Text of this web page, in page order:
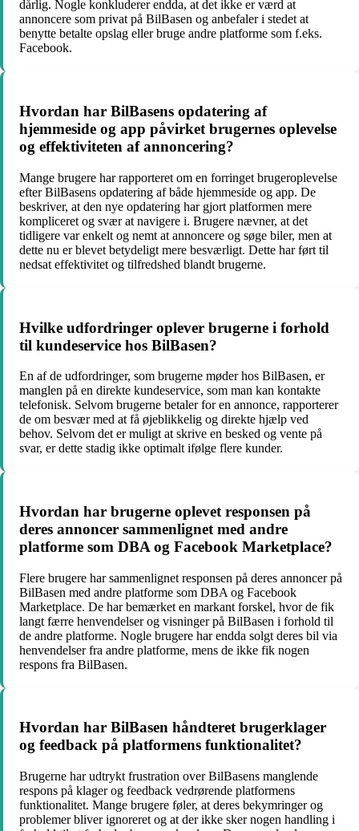
dårlig. Nogle konkluderer endda, at det ikke er værd at
annoncere som privat på BilBasen og anbefaler i stedet at
benytte betalte opslag eller bruge andre platforme som f.eks.
Facebook.
Hvordan har BilBasens opdatering af
hjemmeside og app påvirket brugernes oplevelse
og effektiviteten af annoncering?
Mange brugere har rapporteret om en forringet brugeroplevelse
efter BilBasens opdatering af både hjemmeside og app. De
beskriver, at den nye opdatering har gjort platformen mere
kompliceret og svær at navigere i. Brugere nævner, at det
tidligere var enkelt og nemt at annoncere og søge biler, men at
dette nu er blevet betydeligt mere besværligt. Dette har ført til
nedsat effektivitet og tilfredshed blandt brugerne.
Hvilke udfordringer oplever brugerne i forhold
til kundeservice hos BilBasen?
En af de udfordringer, som brugerne møder hos BilBasen, er
manglen på en direkte kundeservice, som man kan kontakte
telefonisk. Selvom brugerne betaler for en annonce, rapporterer
de om besvær med at få øjeblikkelig og direkte hjælp ved
behov. Selvom det er muligt at skrive en besked og vente på
svar, er dette stadig ikke optimalt ifølge flere kunder.
Hvordan har brugerne oplevet responsen på
deres annoncer sammenlignet med andre
platforme som DBA og Facebook Marketplace?
Flere brugere har sammenlignet responsen på deres annoncer på
BilBasen med andre platforme som DBA og Facebook
Marketplace. De har bemærket en markant forskel, hvor de fik
langt færre henvendelser og visninger på BilBasen i forhold til
de andre platforme. Nogle brugere har endda solgt deres bil via
henvendelser fra andre platforme, mens de ikke fik nogen
respons fra BilBasen.
Hvordan har BilBasen håndteret brugerklager
og feedback på platformens funktionalitet?
Brugerne har udtrykt frustration over BilBasens manglende
respons på klager og feedback vedrørende platformens
funktionalitet. Mange brugere føler, at deres bekymringer og
problemer bliver ignoreret og at der ikke sker nogen handling i